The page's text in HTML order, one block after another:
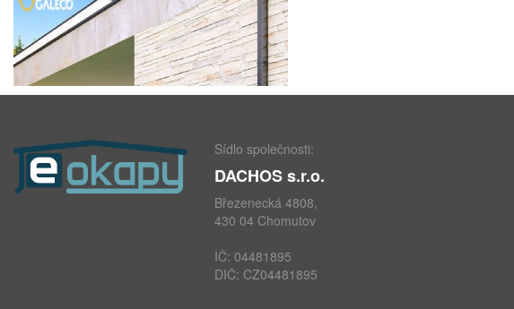
Sídlo společnosti:
DACHOS s.r.o.
Březenecká 4808,
430 04 Chomutov
IČ: 04481895
DIČ: CZ04481895